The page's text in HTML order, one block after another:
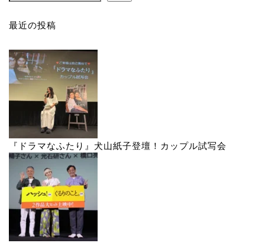
最近の投稿
『ドラマなふたり』犬山紙子登壇！カップル試写会